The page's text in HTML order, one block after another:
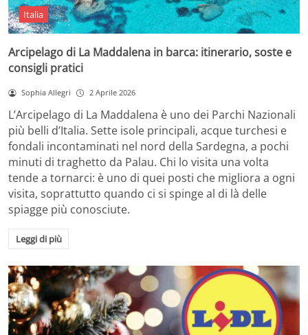
Italia
Arcipelago di La Maddalena in barca: itinerario, soste e
consigli pratici
Sophia Allegri 2 Aprile 2026
L’Arcipelago di La Maddalena è uno dei Parchi Nazionali
più belli d’Italia. Sette isole principali, acque turchesi e
fondali incontaminati nel nord della Sardegna, a pochi
minuti di traghetto da Palau. Chi lo visita una volta
tende a tornarci: è uno di quei posti che migliora a ogni
visita, soprattutto quando ci si spinge al di là delle
spiagge più conosciute.
Leggi di più